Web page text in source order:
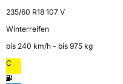
235/60 R18 107 V
Winterreifen
bis 240 km⁠/⁠h - bis 975 kg
C